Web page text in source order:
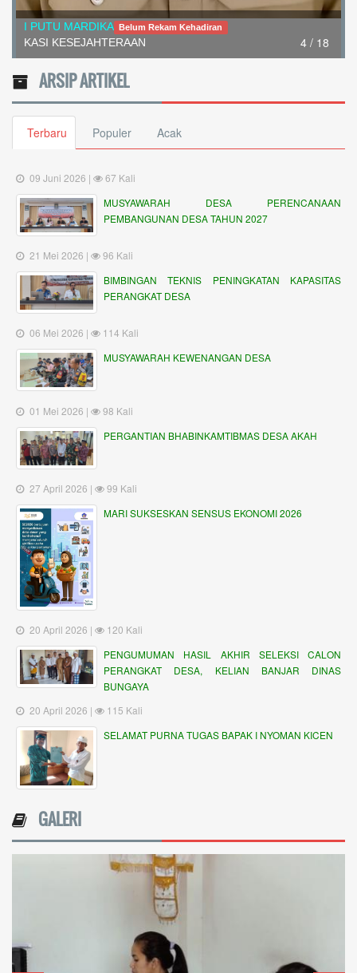
4 / 18
I PUTU MARDIKA Belum Rekam Kehadiran
KASI KESEJAHTERAAN
ARSIP ARTIKEL
Terbaru Populer Acak
09 Juni 2026 |
67 Kali
MUSYAWARAH DESA PERENCANAAN
PEMBANGUNAN DESA TAHUN 2027
21 Mei 2026 |
96 Kali
BIMBINGAN TEKNIS PENINGKATAN KAPASITAS
PERANGKAT DESA
06 Mei 2026 |
114 Kali
MUSYAWARAH KEWENANGAN DESA
01 Mei 2026 |
98 Kali
PERGANTIAN BHABINKAMTIBMAS DESA AKAH
27 April 2026 |
99 Kali
MARI SUKSESKAN SENSUS EKONOMI 2026
20 April 2026 |
120 Kali
PENGUMUMAN HASIL AKHIR SELEKSI CALON
PERANGKAT DESA, KELIAN BANJAR DINAS
BUNGAYA
20 April 2026 |
115 Kali
SELAMAT PURNA TUGAS BAPAK I NYOMAN KICEN
GALERI